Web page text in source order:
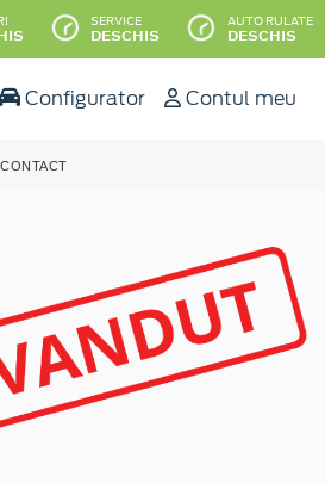
SERVICE
DESCHIS
AUTO RULATE
DESCHIS
Configurator Contul meu
CONTACT